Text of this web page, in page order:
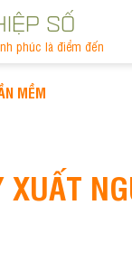
SỐ
phúc là điểm đến
MỀM